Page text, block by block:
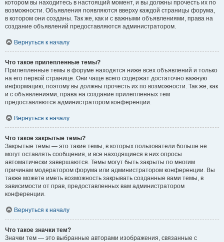
котором вы находитесь в настоящий момент, и вы должны прочесть их по
возможности. Объявления появляются вверху каждой страницы форума,
в котором они созданы. Так же, как и с важными объявлениями, права на
создание объявлений предоставляются администратором.
Вернуться к началу
Что такое прилепленные темы?
Прилепленные темы в форуме находятся ниже всех объявлений и только
на его первой странице. Они чаще всего содержат достаточно важную
информацию, поэтому вы должны прочесть их по возможности. Так же, как
и с объявлениями, права на создание прилепленных тем
предоставляются администратором конференции.
Вернуться к началу
Что такое закрытые темы?
Закрытые темы — это такие темы, в которых пользователи больше не
могут оставлять сообщения, и все находящиеся в них опросы
автоматически завершаются. Темы могут быть закрыты по многим
причинам модератором форума или администратором конференции. Вы
также можете иметь возможность закрывать созданные вами темы, в
зависимости от прав, предоставленных вам администратором
конференции.
Вернуться к началу
Что такое значки тем?
Значки тем — это выбранные авторами изображения, связанные с